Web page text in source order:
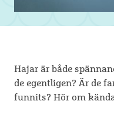
Hajar är både
de egentligen? Är de
funnits? Hör om